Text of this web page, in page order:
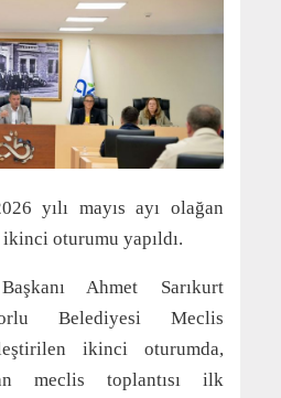
yılı mayıs ayı olağan
ikinci oturumu yapıldı.
Ahmet Sarıkurt
Belediyesi Meclis
ikinci oturumda,
meclis toplantısı ilk